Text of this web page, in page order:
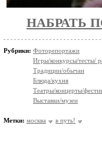
НАБРАТЬ
Рубрики: Фоторепортажи
Игры/конкурсы/тесты/
Традиции/обычаи
Блюда/кухня
Театры/концерты/
Выставки/музеи
Метки: москва в путь!